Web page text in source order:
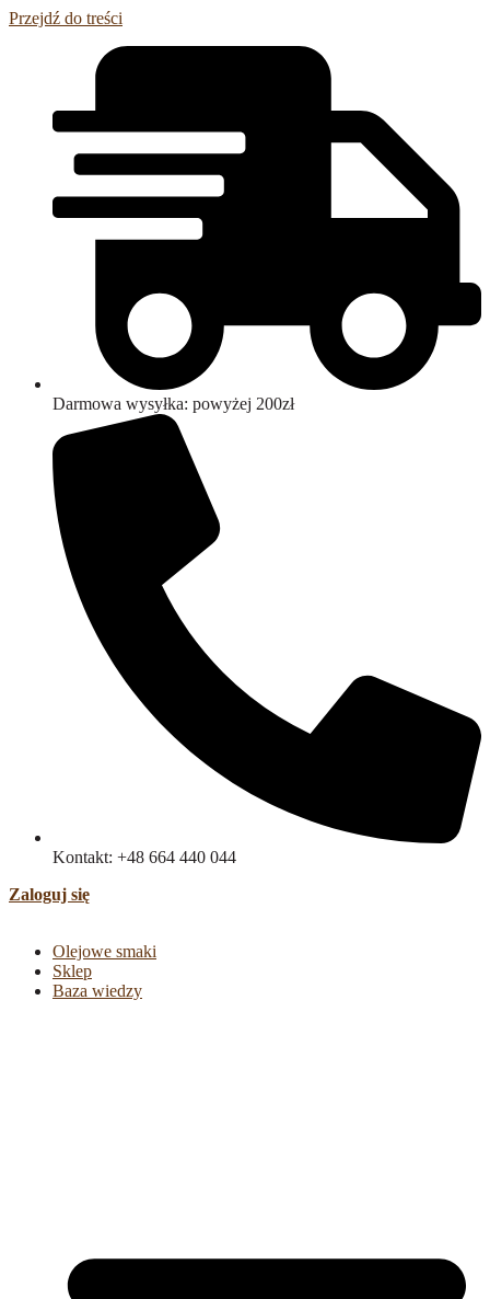
Przejdź do treści
Darmowa wysyłka: powyżej 200zł
Kontakt: +48 664 440 044
Zaloguj się
Olejowe smaki
Sklep
Baza wiedzy